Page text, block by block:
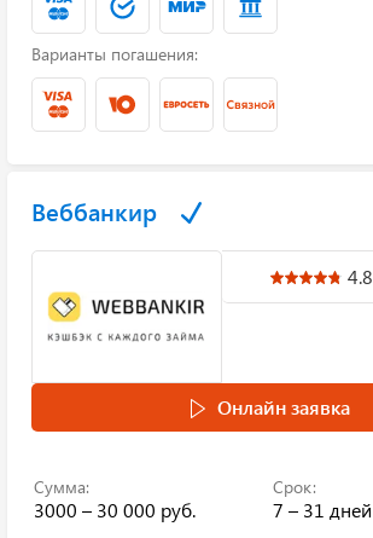
Варианты погашения:
Веббанкир
4.8
Онлайн заявка
Сумма:
3000 – 30 000 руб.
Срок:
7 – 31 дней